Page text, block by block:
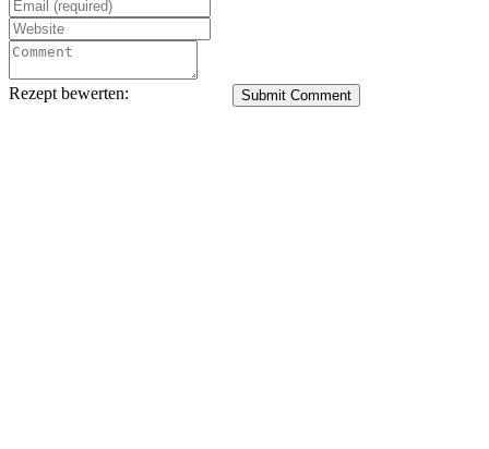
Submit Comment
Rezept bewerten: